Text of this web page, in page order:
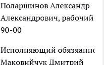
Поларшинов Александр
Александрович, рабочий 4-
90-00
Исполняющий
Маковийчук Дмитрий